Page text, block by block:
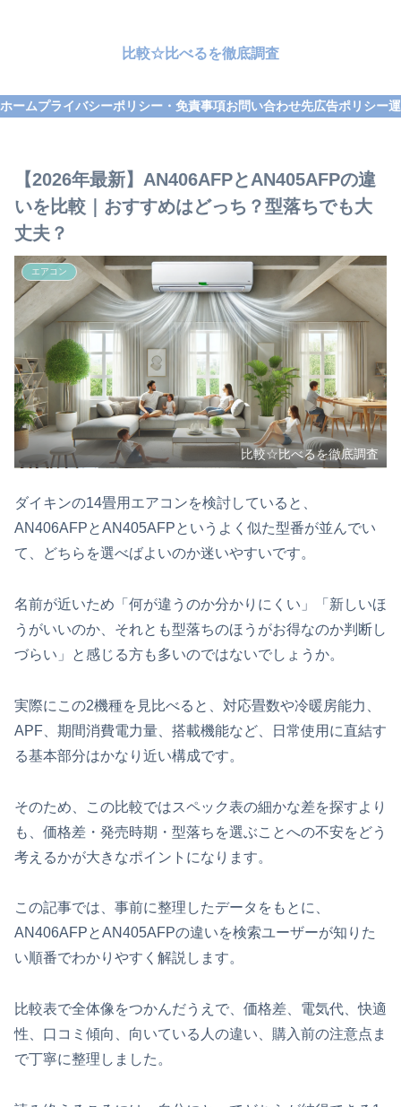
比較☆比べるを徹底調査
ホームプライバシーポリシー・免責事項お問い合わせ先広告ポリシー
【2026年最新】AN406AFPとAN405AFPの違
いを比較｜おすすめはどっち？型落ちでも大
丈夫？
エアコン
比較☆比べるを徹底調査
ダイキンの14畳用エアコンを検討していると、
AN406AFPとAN405AFPというよく似た型番が並んでい
て、どちらを選べばよいのか迷いやすいです。
名前が近いため「何が違うのか分かりにくい」「新しいほ
うがいいのか、それとも型落ちのほうがお得なのか判断し
づらい」と感じる方も多いのではないでしょうか。
実際にこの2機種を見比べると、対応畳数や冷暖房能力、
APF、期間消費電力量、搭載機能など、日常使用に直結す
る基本部分はかなり近い構成です。
そのため、この比較ではスペック表の細かな差を探すより
も、価格差・発売時期・型落ちを選ぶことへの不安をどう
考えるかが大きなポイントになります。
この記事では、事前に整理したデータをもとに、
AN406AFPとAN405AFPの違いを検索ユーザーが知りた
い順番でわかりやすく解説します。
比較表で全体像をつかんだうえで、価格差、電気代、快適
性、口コミ傾向、向いている人の違い、購入前の注意点ま
で丁寧に整理しました。